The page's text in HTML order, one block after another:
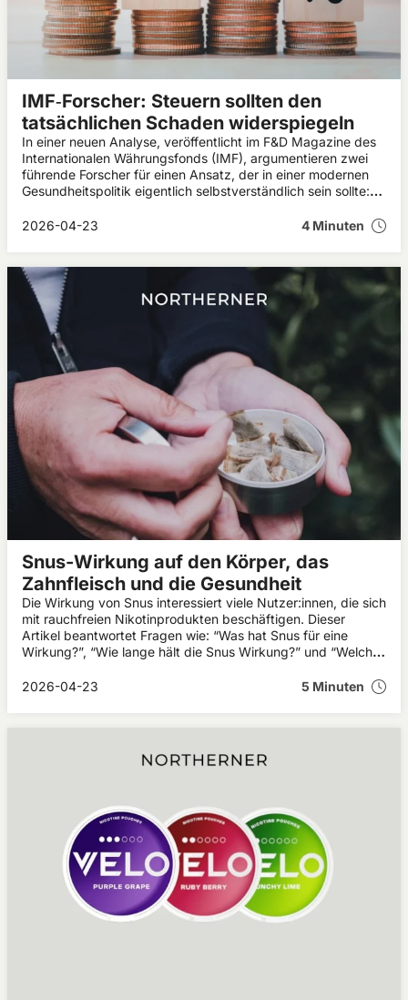
IMF‑Forscher: Steuern sollten den
tatsächlichen Schaden widerspiegeln
In einer neuen Analyse, veröffentlicht im F&D Magazine des
Internationalen Währungsfonds (IMF), argumentieren zwei
führende Forscher für einen Ansatz, der in einer modernen
Gesundheitspolitik eigentlich selbstverständlich sein sollte:
Verhältnis zu dem tatsächlichen Schaden stehen, den diese
2026-04-23 4 Minuten
Snus-Wirkung auf den Körper, das
Zahnfleisch und die Gesundheit
Die Wirkung von Snus interessiert viele Nutzer:innen, die sich
mit rauchfreien Nikotinprodukten beschäftigen. Dieser
Artikel beantwortet Fragen wie: “Was hat Snus für eine
Wirkung?”, “Wie lange hält die Snus Wirkung?” und “Welche
2026-04-23
5 Minuten